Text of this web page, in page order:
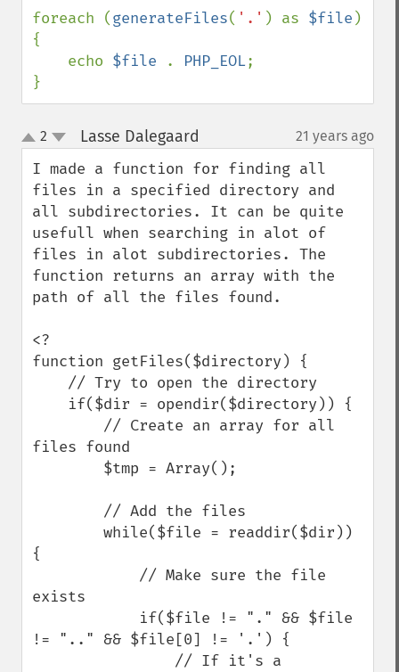
foreach (generateFiles( '.' ) as $file )
{
    echo
$file . PHP_EOL;
}
up
down
2 Lasse Dalegaard 21 years ago
I made a function for finding all
files in a specified directory and
all subdirectories. It can be quite
usefull when searching in alot of
files in alot subdirectories. The
function returns an array with the
path of all the files found.
<?
function getFiles($directory) {
files found
{
exists
!= ".." && $file[0] != '.') {